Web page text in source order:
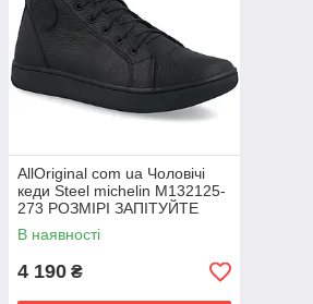
AllOriginal com ua Чоловічі
кеди Steel michelin M132125-
273 РОЗМІРІ ЗАПІТУЙТЕ
В наявності
4 190 ₴